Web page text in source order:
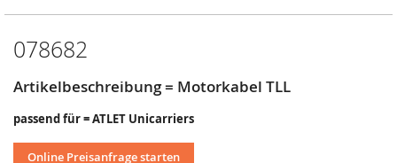
078682
Artikelbeschreibung = Motorkabel TLL
passend für = ATLET Unicarriers
Online Preisanfrage starten
Anfang
Bildergalerie